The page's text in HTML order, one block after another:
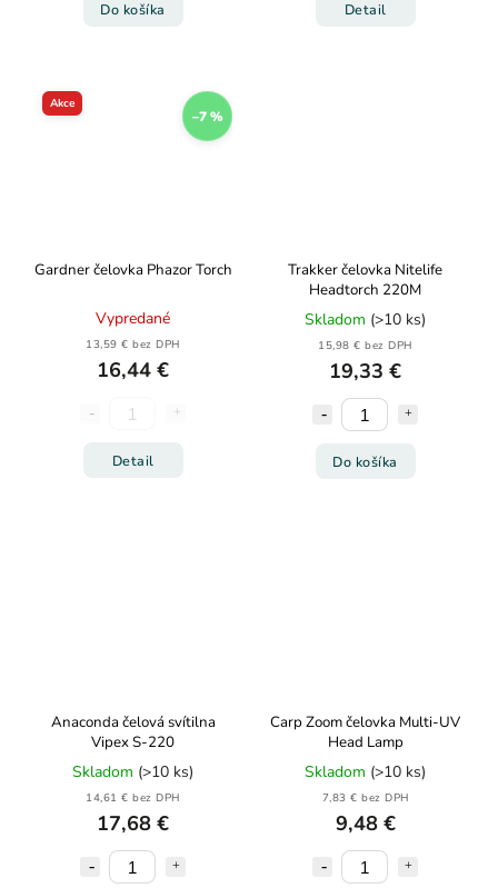
Do košíka Detail
Akce
–7 %
Gardner čelovka Phazor Torch
Vypredané
13,59 € bez DPH
16,44 €
Detail
Trakker čelovka Nitelife
Headtorch 220M
Skladom (>10 ks)
15,98 € bez DPH
19,33 €
Do košíka
Anaconda čelová svítilna
Vipex S-220
Skladom (>10 ks)
14,61 € bez DPH
17,68 €
Carp Zoom čelovka Multi-UV
Head Lamp
Skladom (>10 ks)
7,83 € bez DPH
9,48 €